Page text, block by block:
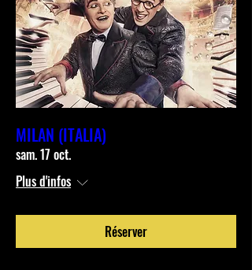
MILAN (ITALIA)
sam. 17 oct.
Plus d'infos
Réserver